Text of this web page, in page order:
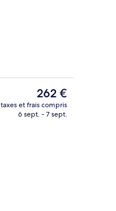
Le
prix
actuel
262 €
taxes et frais compris
6 sept. - 7 sept.